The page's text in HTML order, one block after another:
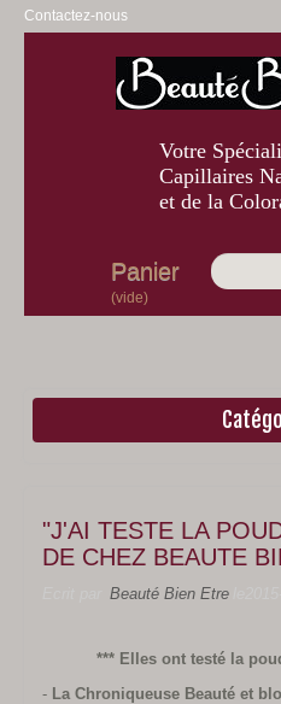
Contactez-nous
Votre
Capillaires
et de la
Panier
(vide)
Bien-être
Santé
Nouveautés
Livre d'Or
Parrainage
"J'AI TESTE LA
DE CHEZ BEAUTE
Beauté Bien Etre
*** Elles ont testé la
- La Chroniqueuse Beauté et